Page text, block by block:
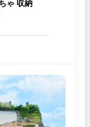
ゃ 収納